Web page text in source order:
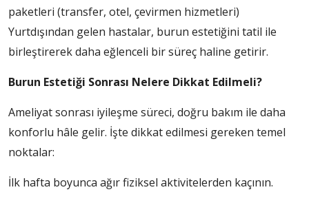
paketleri (transfer, otel, çevirmen hizmetleri)
Yurtdışından gelen hastalar, burun estetiğini tatil ile
birleştirerek daha eğlenceli bir süreç haline getirir.
Burun Estetiği Sonrası Nelere Dikkat Edilmeli?
Ameliyat sonrası iyileşme süreci, doğru bakım ile daha
konforlu hâle gelir. İşte dikkat edilmesi gereken temel
noktalar:
İlk hafta boyunca ağır fiziksel aktivitelerden kaçının.